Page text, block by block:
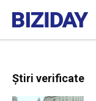
Știri verificate